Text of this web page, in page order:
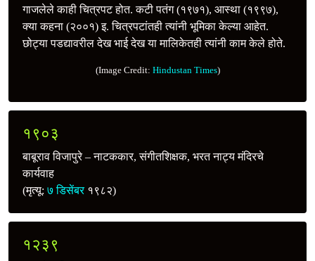
गाजलेले काही चित्रपट होत. कटी पतंग (१९७१), आस्था (१९९७),
क्या कहना (२००१) इ. चित्रपटांतही त्यांनी भूमिका केल्या आहेत.
छोट्या पडद्यावरील देख भाई देख या मालिकेतही त्यांनी काम केले होते.
(Image Credit: Hindustan Times)
१९०३
बाबूराव विजापुरे – नाटककार, संगीतशिक्षक, भरत नाट्य मंदिरचे
कार्यवाह
(मृत्यू: ७ डिसेंबर१९८२)
१२३९